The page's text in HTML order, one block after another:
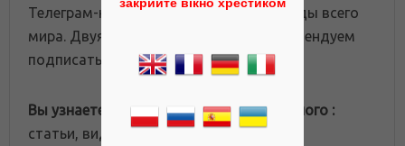
Телеграм-канал для любителей аюрведы всего
мира. Двуязычным согражданам рекомендуем
подписаться на оба канала.
Вы узнаете много интересного и полезного :
статьи, видео, интервью, афоризмы,
закрийте вікно хрестиком